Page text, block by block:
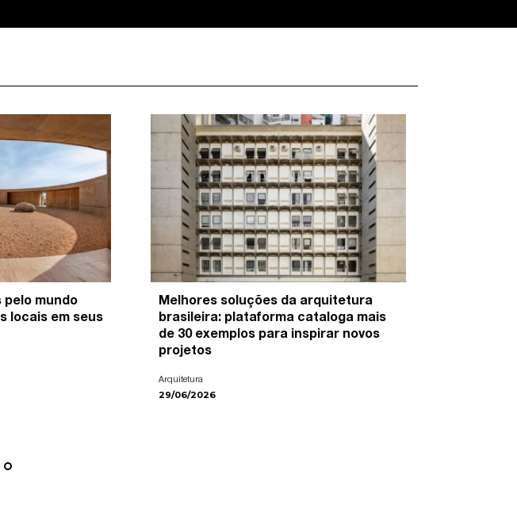
pelo mundo
locais em seus
Melhores soluções da arquitetura
brasileira: plataforma cataloga mais
de 30 exemplos para inspirar novos
projetos
Arquitetura
29/06/2026